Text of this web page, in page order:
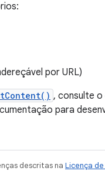
por URL)
, consulte o
para
descritas na Licença